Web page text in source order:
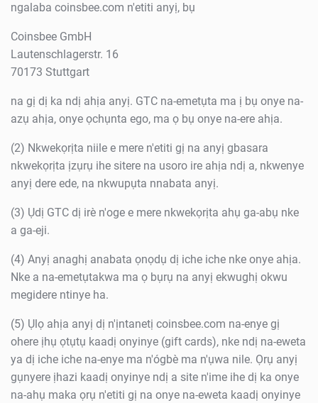
ngalaba coinsbee.com n'etiti anyị, bụ
Coinsbee GmbH
Lautenschlagerstr. 16
70173 Stuttgart
na gị dị ka ndị ahịa anyị. GTC na-emetụta ma ị bụ onye na-
azụ ahịa, onye ọchụnta ego, ma ọ bụ onye na-ere ahịa.
(2) Nkwekọrịta niile e mere n'etiti gị na anyị gbasara
nkwekọrịta ịzụrụ ihe sitere na usoro ire ahịa ndị a, nkwenye
anyị dere ede, na nkwupụta nnabata anyị.
(3) Ụdị GTC dị irè n'oge e mere nkwekọrịta ahụ ga-abụ nke
a ga-eji.
(4) Anyị anaghị anabata ọnọdụ dị iche iche nke onye ahịa.
Nke a na-emetụtakwa ma ọ bụrụ na anyị ekwughị okwu
megidere ntinye ha.
(5) Ụlọ ahịa anyị dị n'ịntanetị coinsbee.com na-enye gị
ohere ịhụ ọtụtụ kaadị onyinye (gift cards), nke ndị na-eweta
ya dị iche iche na-enye ma n'ógbè ma n'ụwa nile. Ọrụ anyị
gụnyere ịhazi kaadị onyinye ndị a site n'ime ihe dị ka onye
na-ahụ maka ọrụ n'etiti gị na onye na-eweta kaadị onyinye